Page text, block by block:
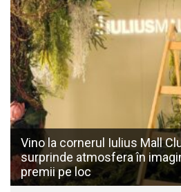
Vino la cornerul Iulius Mall
surprinde atmosfera în
premii pe loc